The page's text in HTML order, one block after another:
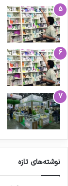
نوشته‌های تازه